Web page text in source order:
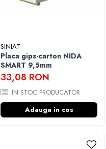
SINIAT
Placa gips-carton NIDA
SMART 9,5mm
33,08 RON
IN STOC PRODUCATOR
Adauga in cos